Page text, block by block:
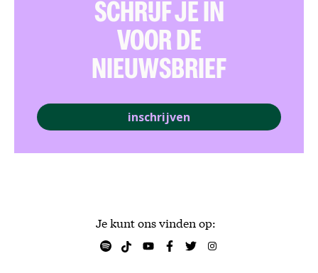
Je kunt ons vinden op:
SCHRIJF JE IN
VOOR DE
NIEUWSBRIEF
inschrijven